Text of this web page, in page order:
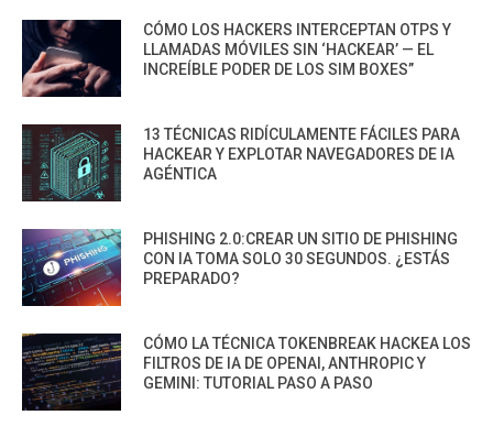
CÓMO LOS HACKERS INTERCEPTAN OTPS Y
LLAMADAS MÓVILES SIN ‘HACKEAR’ — EL
INCREÍBLE PODER DE LOS SIM BOXES”
13 TÉCNICAS RIDÍCULAMENTE FÁCILES PARA
HACKEAR Y EXPLOTAR NAVEGADORES DE IA
AGÉNTICA
PHISHING 2.0:CREAR UN SITIO DE PHISHING
CON IA TOMA SOLO 30 SEGUNDOS. ¿ESTÁS
PREPARADO?
CÓMO LA TÉCNICA TOKENBREAK HACKEA LOS
FILTROS DE IA DE OPENAI, ANTHROPIC Y
GEMINI: TUTORIAL PASO A PASO